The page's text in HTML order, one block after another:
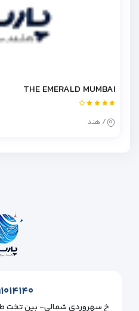
THE EMERALD MUMBAI
/ هند
۰۲۱-
خ سهروردی شمالی- بین تخت